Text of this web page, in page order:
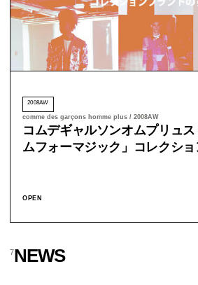
2008AW
comme des garçons homme plus / 2008AW
コムデギャルソンオムプリュ
ムフォーマジック」コレクシ
OPEN
7NEWS